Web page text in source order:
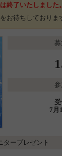
終了いたしました。
お待ちしておりま
7月
タープレゼント